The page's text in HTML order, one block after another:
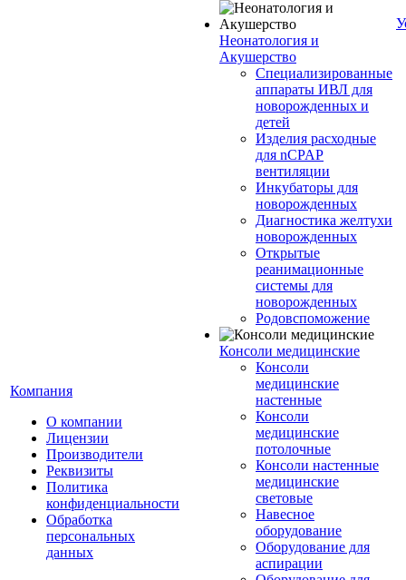
Компания
О компании
Лицензии
Производители
Реквизиты
Политика
конфиденциальности
Обработка
персональных
данных
Неонатология и
Акушерство
Специализированные
аппараты ИВЛ для
новорожденных и
детей
Изделия расходные
для nCPAP
вентиляции
Инкубаторы для
новорожденных
Диагностика желтухи
новорожденных
Открытые
реанимационные
системы для
новорожденных
Родовспоможение
Консоли медицинские
Консоли
медицинские
настенные
Консоли
медицинские
потолочные
Консоли настенные
медицинские
световые
Навесное
оборудование
Оборудование для
аспирации